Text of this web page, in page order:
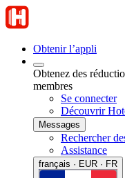
Obtenir l’appli
Obtenez des
membres
Se connecter
Découvrir
Messages
Rechercher
Assistance
français · EUR · FR